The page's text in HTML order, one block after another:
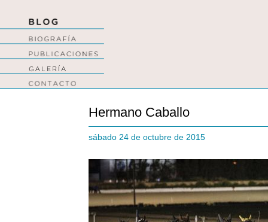
Hermano Caballo
sábado 24 de octubre de 2015